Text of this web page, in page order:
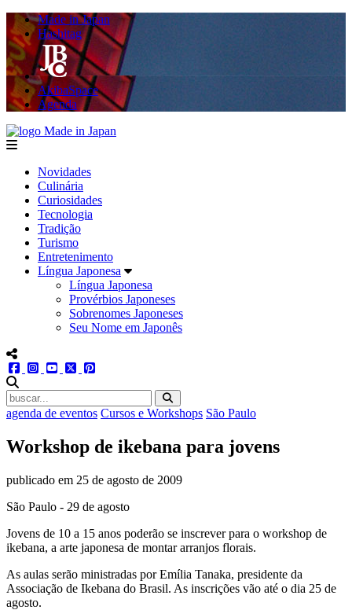
Made in Japan
Hashitag
AkibaSpace
Agenda
menu
Novidades
Culinária
Curiosidades
Tecnologia
Tradição
Turismo
Entretenimento
Língua Japonesa
Língua Japonesa
Provérbios Japoneses
Sobrenomes Japoneses
Seu Nome em Japonês
menu redes social
facebookinstagram
youtube
twitter
agenda de eventos Cursos e Workshops São Paulo
Workshop de ikebana para jovens
publicado em 25 de agosto de 2009
São Paulo - 29 de agosto
Jovens de 10 a 15 anos poderão se inscrever para o workshop de
ikebana, a arte japonesa de montar arranjos florais.
As aulas serão ministradas por Emília Tanaka, presidente da
Associação de Ikebana do Brasil. As inscrições vão até o dia 25 de
agosto.